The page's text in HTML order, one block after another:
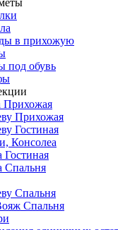
в прихожую
под обувь
Прихожая
Прихожая
Гостиная
Консолеа
Гостиная
Спальня
Спальня
Спальня